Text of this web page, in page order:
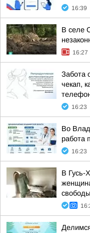
16:39
В селе
16:27
Забота
чекап,
16:23
Во
работа
16:23
В Гусь-
свободы